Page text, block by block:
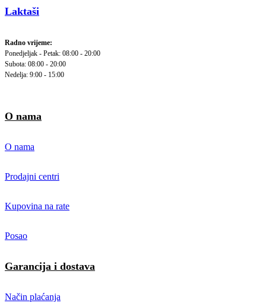
Laktaši
Radno vrijeme:
Ponedjeljak - Petak: 08:00 - 20:00
Subota: 08:00 - 20:00
Nedelja: 9:00 - 15:00
O nama
O nama
Prodajni centri
Kupovina na rate
Posao
Garancija i dostava
Način plaćanja